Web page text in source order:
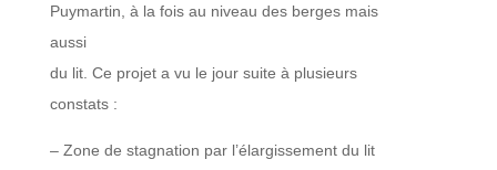
Puymartin, à la fois au niveau des berges mais
aussi
du lit. Ce projet a vu le jour suite à plusieurs
constats :
– Zone de stagnation par l’élargissement du lit